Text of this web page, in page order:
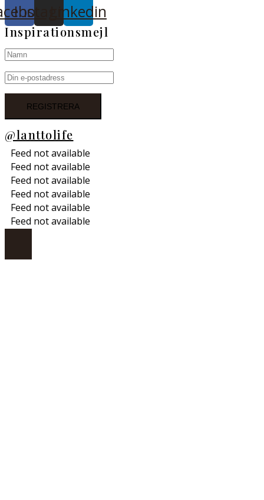
InstagramLinkedin
Inspirationsmejl
@lanttolife
Feed not available
Feed not available
Feed not available
Feed not available
Feed not available
Feed not available